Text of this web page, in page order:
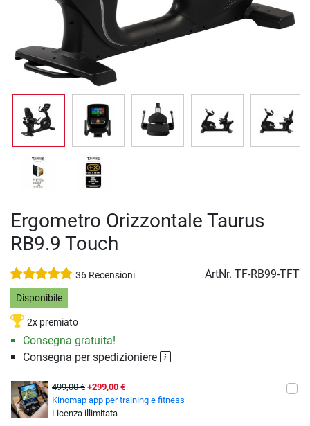
Ergometro Orizzontale Taurus
RB9.9 Touch
36 Recensioni ArtNr. TF-RB99-TFT
Disponibile
2x premiato
Consegna gratuita!
Consegna per spedizioniere
499,00 € +299,00 €
Kinomap app per training e fitness
Licenza illimitata